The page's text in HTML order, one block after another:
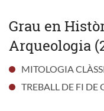
Grau en
Arqueologia
MITOLOGIA
TREBALL DE FI DE